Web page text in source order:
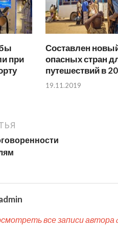
при
Составлен
опасных стран
путешествий в
19.11.2019
все записи автора